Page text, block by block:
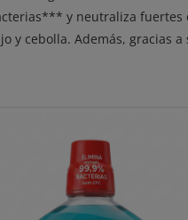
y neutraliza fuertes
y cebolla. Además, gracias